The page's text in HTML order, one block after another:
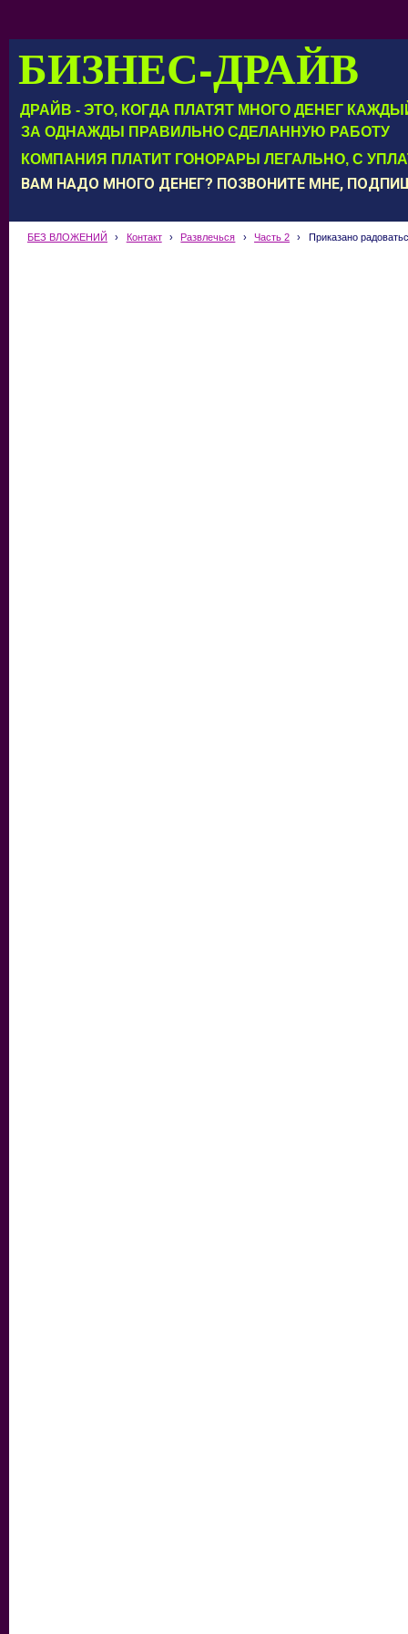
БИЗНЕС-ДРАЙВ
ДРАЙВ - ЭТО, КОГДА ПЛАТЯТ МНОГО ДЕНЕГ
КОМПАНИЯ ПЛАТИТ ГОНОРАРЫ ЛЕГАЛЬНО, С
ЗА ОДНАЖДЫ ПРАВИЛЬНО СДЕЛАННУЮ РАБОТУ
ВАМ НАДО МНОГО ДЕНЕГ? ПОЗВОНИТЕ МНЕ,
БЕЗ ВЛОЖЕНИЙ › Контакт › Развлечься › Часть 2 › Приказано